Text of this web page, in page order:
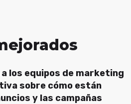
los equipos de marketing
sobre cómo están
y las campañas